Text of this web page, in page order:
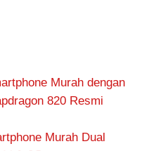
Murah dengan
820 Resmi
Murah Dual